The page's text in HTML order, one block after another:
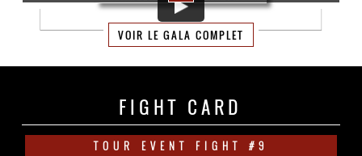
VOIR LE GALA COMPLET
FIGHT CARD
TOUR EVENT FIGHT #9